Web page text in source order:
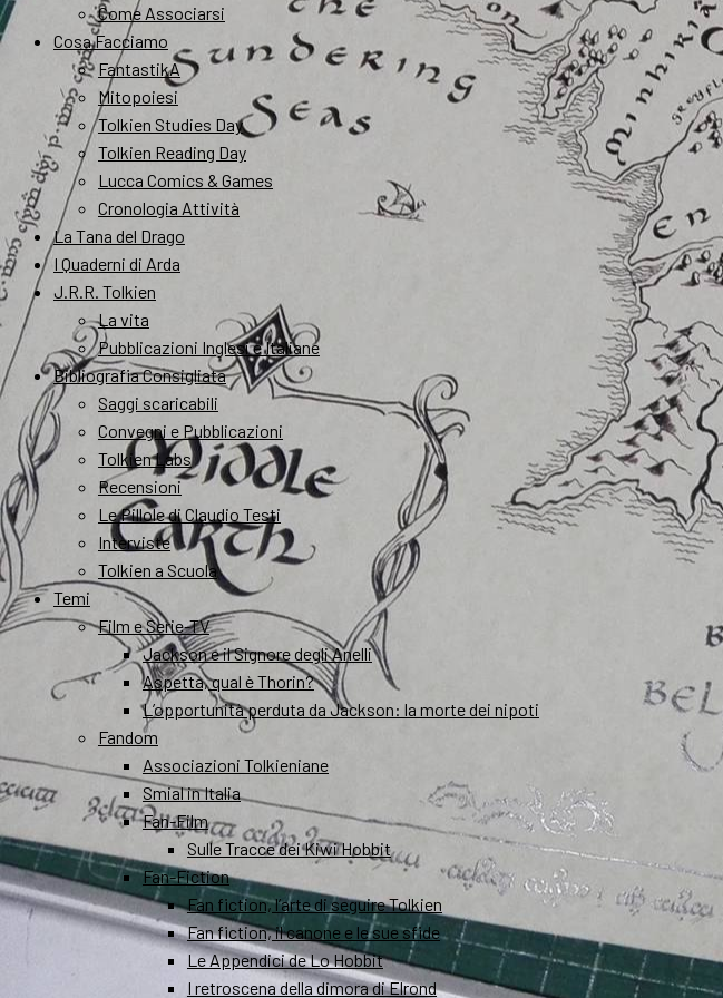
Come Associarsi
Cosa Facciamo
FantastikA
Mitopoiesi
Tolkien Studies Day
Tolkien Reading Day
Lucca Comics & Games
Cronologia Attività
La Tana del Drago
I Quaderni di Arda
J.R.R. Tolkien
La vita
Pubblicazioni Inglesi e Italiane
Bibliografia Consigliata
Saggi scaricabili
Convegni e Pubblicazioni
Tolkien Labs
Recensioni
Le Pillole di Claudio Testi
Interviste
Tolkien a Scuola
Temi
Film e Serie-TV
Jackson e il Signore degli Anelli
Aspetta, qual è Thorin?
L’opportunità perduta da Jackson: la morte dei nipoti
Fandom
Associazioni Tolkieniane
Smial in Italia
Fan-Film
Sulle Tracce dei Kiwi Hobbit
Fan-Fiction
Fan fiction, l’arte di seguire Tolkien
Fan fiction, il canone e le sue sfide
Le Appendici de Lo Hobbit
I retroscena della dimora di Elrond